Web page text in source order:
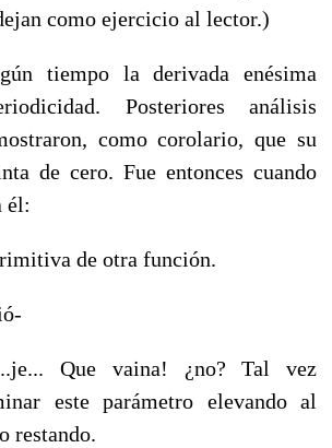
como ejercicio al lector.)
tiempo la derivada enésima
Posteriores análisis
como corolario, que su
de cero. Fue entonces cuando
él:
de otra función.
Que vaina! ¿no? Tal vez
este parámetro elevando al
restando.